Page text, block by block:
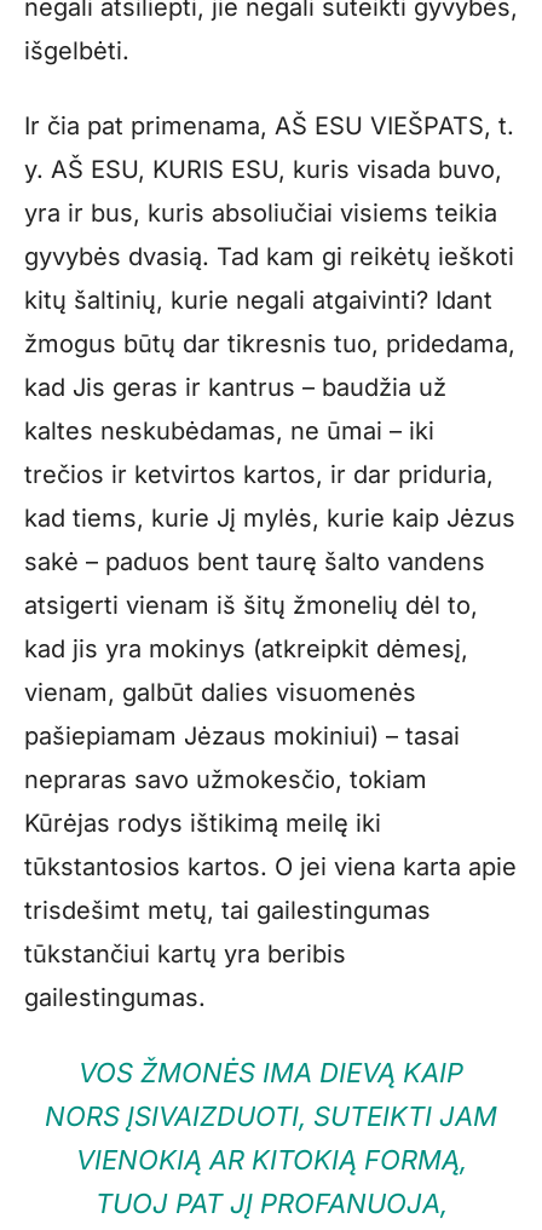
negali atsiliepti, jie negali suteikti gyvybės,
išgelbėti.
Ir čia pat primenama, AŠ ESU VIEŠPATS, t.
y. AŠ ESU, KURIS ESU, kuris visada buvo,
yra ir bus, kuris absoliučiai visiems teikia
gyvybės dvasią. Tad kam gi reikėtų ieškoti
kitų šaltinių, kurie negali atgaivinti? Idant
žmogus būtų dar tikresnis tuo, pridedama,
kad Jis geras ir kantrus – baudžia už
kaltes neskubėdamas, ne ūmai – iki
trečios ir ketvirtos kartos, ir dar priduria,
kad tiems, kurie Jį mylės, kurie kaip Jėzus
sakė – paduos bent taurę šalto vandens
atsigerti vienam iš šitų žmonelių dėl to,
kad jis yra mokinys (atkreipkit dėmesį,
vienam, galbūt dalies visuomenės
pašiepiamam Jėzaus mokiniui) – tasai
nepraras savo užmokesčio, tokiam
Kūrėjas rodys ištikimą meilę iki
tūkstantosios kartos. O jei viena karta apie
trisdešimt metų, tai gailestingumas
tūkstančiui kartų yra beribis
gailestingumas.
VOS ŽMONĖS IMA DIEVĄ KAIP
NORS ĮSIVAIZDUOTI, SUTEIKTI JAM
VIENOKIĄ AR KITOKIĄ FORMĄ,
TUOJ PAT JĮ PROFANUOJA,